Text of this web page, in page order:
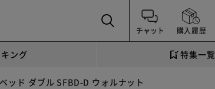
チャット 購入履歴
ング 特集一覧
ッド ダブル SFBD-D ウォルナット